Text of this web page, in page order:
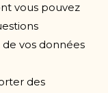
vous pouvez
vos données
des